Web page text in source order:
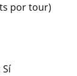
por tour)
Sí